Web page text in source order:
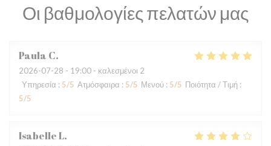
Οι βαθμολογίες πελατών μας
Paula C
2026-07-28 - 19:00 - καλεσμένοι 2
Υπηρεσία : 5/5 Ατμόσφαιρα : 5/5 Μενού : 5/5 Ποιότητα / Τιμή :
5/5
IsabelleL